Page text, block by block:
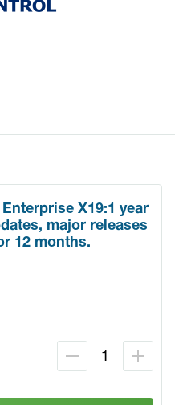
X19:1 year
major releases
12 months.